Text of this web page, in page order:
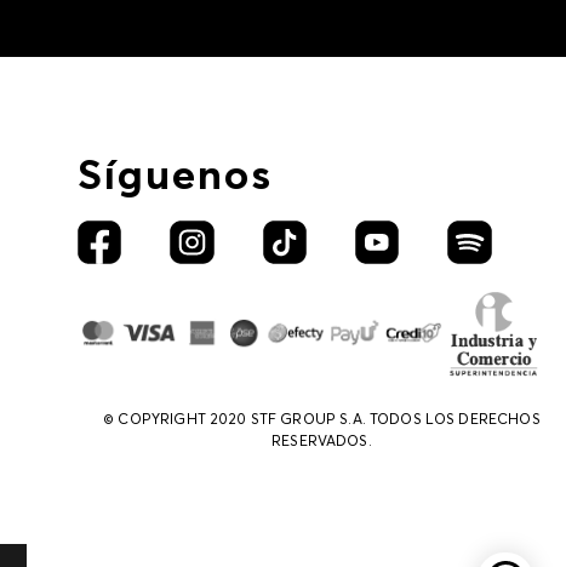
Síguenos
© COPYRIGHT 2020 STF GROUP S.A. TODOS LOS DERECHOS
RESERVADOS.